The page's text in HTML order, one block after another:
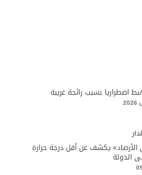
اضطراريا بسبب رائحة غريبة
الأرصاد» يكشف عن أقل درجة حرارة
الدولة